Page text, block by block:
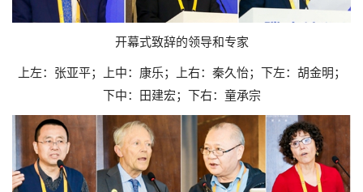
开幕式致辞的领导和专家
上左：张亚平；上中：康乐；上右：秦久怡；下左：胡金明；
下中：田建宏；下右：童承宗